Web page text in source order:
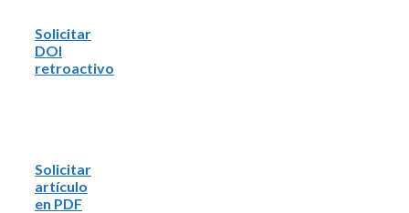
Solicitar
DOI
retroactivo
Solicitar
artículo
en PDF